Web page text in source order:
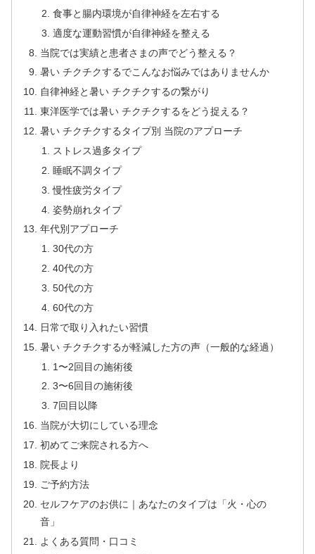
食事と腸内環境が自律神経を左右する
適度な運動習慣が自律神経を整える
当院では実績と患者さまの声でどう整える？
暑い チクチクするでこんなお悩みではありませんか
自律神経と暑い チクチクするの繋がり
東洋医学では暑い チクチクするをどう捉える？
暑い チクチクするタイプ別 当院のアプローチ
ストレス過多タイプ
睡眠不調タイプ
慢性疲労タイプ
姿勢崩れタイプ
年代別アプローチ
30代の方
40代の方
50代の方
60代の方
日常で取り入れたい習慣
暑い チクチクするが軽減した方の声（一般的な経過）
1〜2回目の施術後
3〜6回目の施術後
7回目以降
当院が大切にしている理念
初めてご来院される方へ
院長より
ご予約方法
セルフケアのお供に｜あなたのタイプは「火・心の
音」
よくある質問・口コミ